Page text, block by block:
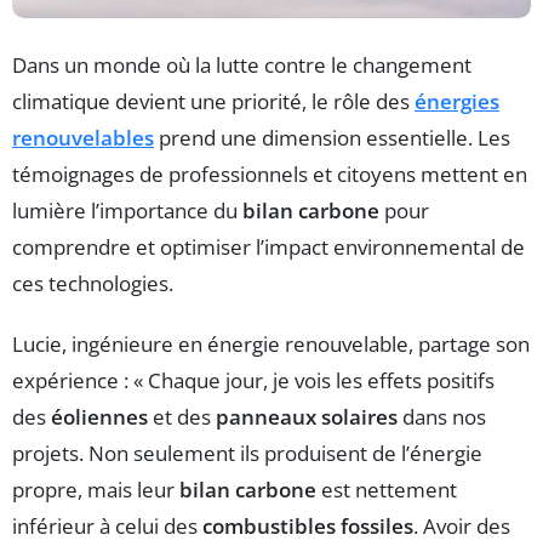
Dans un monde où la lutte contre le changement
climatique devient une priorité, le rôle desénergies
renouvelables prend une dimension essentielle. Les
témoignages de professionnels et citoyens mettent en
lumière l’importance du bilan carbone pour
comprendre et optimiser l’impact environnemental de
ces technologies.
Lucie, ingénieure en énergie renouvelable, partage son
expérience : « Chaque jour, je vois les effets positifs
deséoliennes et des panneaux solaires dans nos
projets. Non seulement ils produisent de l’énergie
propre, mais leur bilan carbone est nettement
inférieur à celui descombustibles fossiles. Avoir des